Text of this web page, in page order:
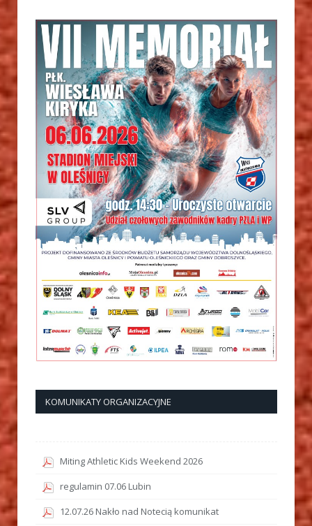
KOMUNIKATY ORGANIZACYJNE
Miting Athletic Kids Weekend 2026
regulamin 07.06 Lubin
12.07.26 Nakło nad Notecią komunikat